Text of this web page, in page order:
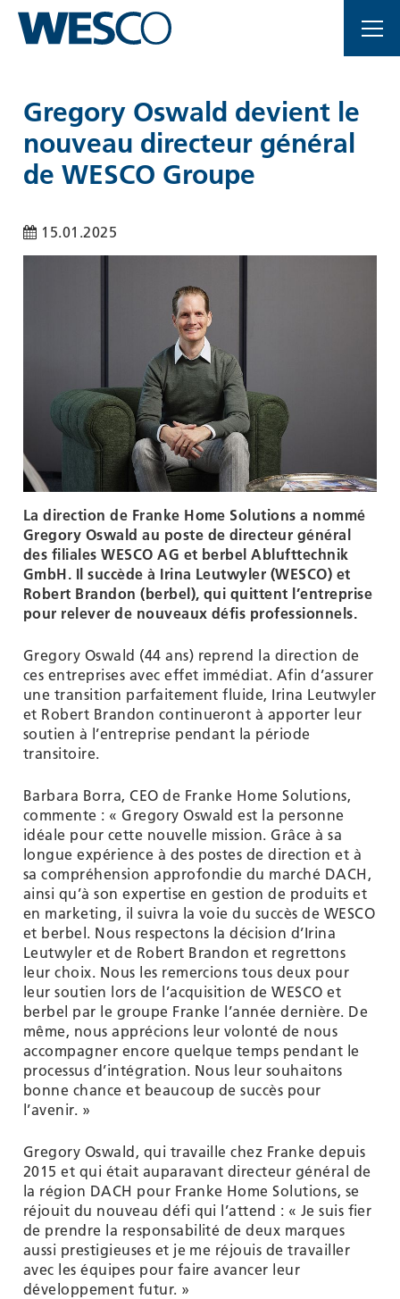
Gregory
devient
le
directeur
WESCO
Groupe
WESCO
Pages
importantes
d'accueil
Navigation
Contenu
Contact
du
Gregory Oswald devient le
nouveau directeur général
de WESCO Groupe
15.01.2025
La direction de Franke Home Solutions a nommé
Gregory Oswald au poste de directeur général
des filiales WESCO AG et berbel Ablufttechnik
GmbH. Il succède à Irina Leutwyler (WESCO) et
Robert Brandon (berbel), qui quittent l’entreprise
pour relever de nouveaux défis professionnels.
Gregory Oswald (44 ans) reprend la direction de
ces entreprises avec effet immédiat. Afin d’assurer
une transition parfaitement fluide, Irina Leutwyler
et Robert Brandon continueront à apporter leur
soutien à l’entreprise pendant la période
transitoire.
Barbara Borra, CEO de Franke Home Solutions,
commente : « Gregory Oswald est la personne
idéale pour cette nouvelle mission. Grâce à sa
longue expérience à des postes de direction et à
sa compréhension approfondie du marché DACH,
ainsi qu’à son expertise en gestion de produits et
en marketing, il suivra la voie du succès de WESCO
et berbel. Nous respectons la décision d’Irina
Leutwyler et de Robert Brandon et regrettons
leur choix. Nous les remercions tous deux pour
leur soutien lors de l’acquisition de WESCO et
berbel par le groupe Franke l’année dernière. De
même, nous apprécions leur volonté de nous
accompagner encore quelque temps pendant le
processus d’intégration. Nous leur souhaitons
bonne chance et beaucoup de succès pour
l’avenir. »
Gregory Oswald, qui travaille chez Franke depuis
2015 et qui était auparavant directeur général de
la région DACH pour Franke Home Solutions, se
réjouit du nouveau défi qui l’attend : « Je suis fier
de prendre la responsabilité de deux marques
aussi prestigieuses et je me réjouis de travailler
avec les équipes pour faire avancer leur
développement futur. »